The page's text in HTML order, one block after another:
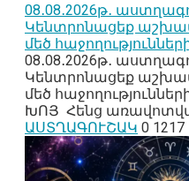
08․08․2026թ․
Կենտրոնացեք
մեծ
08․08․2026թ․
Կենտրոնացեք
մեծ
ԽՈՅ Հենց
ԱՍՏՂԱԳՈՒՇԱԿ 0 1217